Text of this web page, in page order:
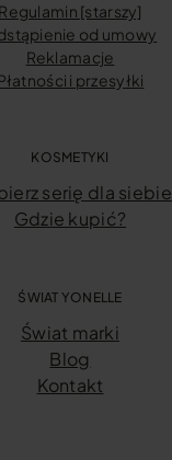
Regulamin [starszy]
od umowy
Reklamacje
i przesyłki
KOSMETYKI
serię dla siebie
Gdzie kupić?
ŚWIAT YONELLE
Świat marki
Blog
Kontakt